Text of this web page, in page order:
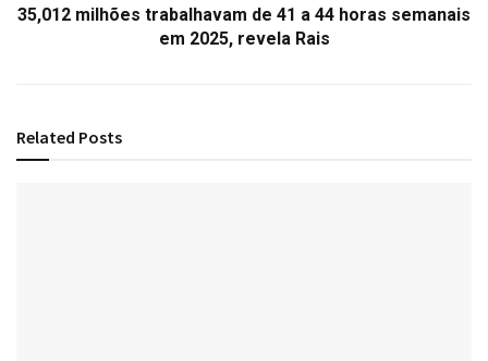
35,012 milhões trabalhavam de 41 a 44 horas semanais
em 2025, revela Rais
Related Posts